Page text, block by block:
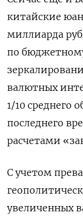
китайские
миллиарда
по
валютных
1/10 среднего
последнего
расчетами
С учетом
увеличенных